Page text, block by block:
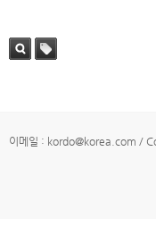
이메일 : kordo@korea.com /